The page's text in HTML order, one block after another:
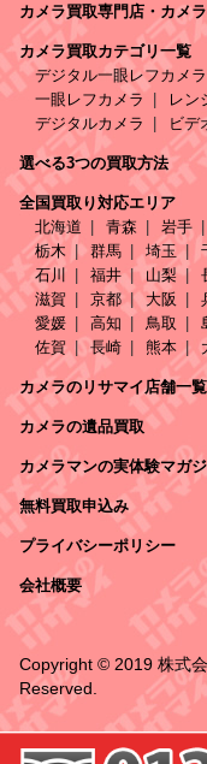
カメラ買取専門店・カメ
カメラ買取カテゴリ一覧
デジタル一眼レフカメラ
一眼レフカメラ
レン
デジタルカメラ
ビデ
選べる3つの買取方法
全国買取り対応エリア
北海道
青森 岩手
栃木
群馬 埼玉
石川
福井 山梨
滋賀
京都 大阪
愛媛
高知 鳥取
佐賀
長崎 熊本
カメラのリサマイ店舗一覧
カメラの遺品買取
カメラマンの実体験マガ
無料買取申込み
プライバシーポリシー
会社概要
Copyright © 2019 株式
Reserved.